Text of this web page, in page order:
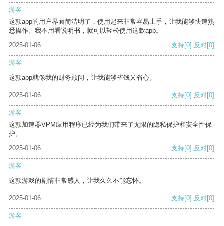
游客
这款app的用户界面简洁明了，使用起来非常容易上手，让我能够快速熟
悉操作。我不用看说明书，就可以轻松使用这款app。
2025-01-06
支持[0] 反对[0]
游客
这款app就像我的财务顾问，让我能够省钱又省心。
2025-01-06 支持[0] 反对[0]
游客
这款加速器VPM应用程序已经为我们带来了无限的隐私保护和安全性保
护。
2025-01-06
支持[0] 反对[0]
游客
这款游戏的剧情非常感人，让我久久不能忘怀。
2025-01-06 支持[0] 反对[0]
游客